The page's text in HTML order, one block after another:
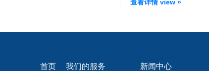
证要求。
查看详情 view »
首页 我们的服务 新闻中心